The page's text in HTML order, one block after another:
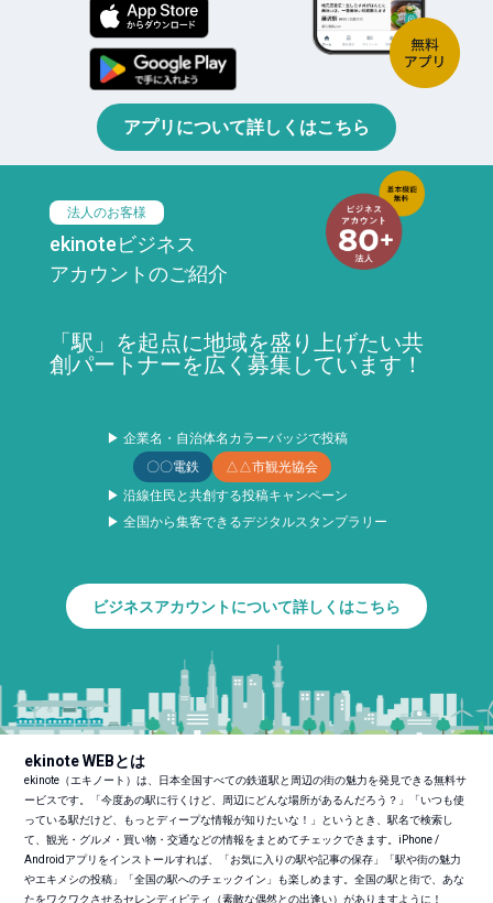
アプリについて詳しくはこちら
法人のお客様
ekinoteビジネス
アカウントのご紹介
「駅」を起点に地域を盛り上げたい共
創パートナーを広く募集しています！
▶ 企業名・自治体名カラーバッジで投稿
〇〇電鉄
△△市観光協会
▶ 沿線住民と共創する投稿キャンペーン
▶ 全国から集客できるデジタルスタンプラリー
ビジネスアカウントについて詳しくはこちら
ekinote WEBとは
ekinote（エキノート）は、日本全国すべての鉄道駅と周辺の街の魅力を発見できる無料サ
ービスです。「今度あの駅に行くけど、周辺にどんな場所があるんだろう？」「いつも使
っている駅だけど、もっとディープな情報が知りたいな！」というとき、駅名で検索し
て、観光・グルメ・買い物・交通などの情報をまとめてチェックできます。iPhone /
Androidアプリをインストールすれば、「お気に入りの駅や記事の保存」「駅や街の魅力
やエキメシの投稿」「全国の駅へのチェックイン」も楽しめます。全国の駅と街で、あな
たをワクワクさせるセレンディピティ（素敵な偶然との出逢い）がありますように！